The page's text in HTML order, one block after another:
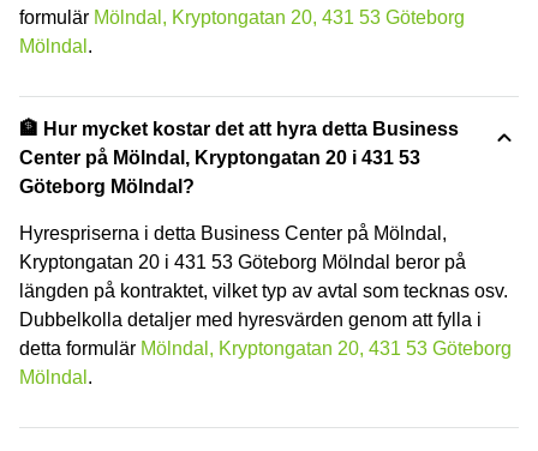
formulär Mölndal, Kryptongatan 20, 431 53 Göteborg
Mölndal .
🏦 Hur mycket kostar det att hyra detta Business
Center på Mölndal, Kryptongatan 20 i 431 53
Göteborg Mölndal?
Hyrespriserna i detta Business Center på Mölndal,
Kryptongatan 20 i 431 53 Göteborg Mölndal beror på
längden på kontraktet, vilket typ av avtal som tecknas osv.
Dubbelkolla detaljer med hyresvärden genom att fylla i
detta formulär Mölndal, Kryptongatan 20, 431 53 Göteborg
Mölndal .